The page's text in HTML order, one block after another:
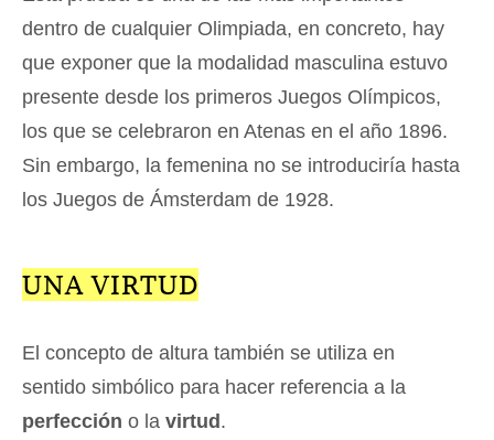
dentro de cualquier Olimpiada, en concreto, hay
que exponer que la modalidad masculina estuvo
presente desde los primeros Juegos Olímpicos,
los que se celebraron en Atenas en el año 1896.
Sin embargo, la femenina no se introduciría hasta
los Juegos de Ámsterdam de 1928.
UNA VIRTUD
El concepto de altura también se utiliza en
sentido simbólico para hacer referencia a la
perfección o la virtud .